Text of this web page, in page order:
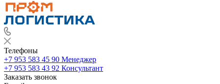
Телефоны
+7 953 583 45 90 Менеджер
+7 953 583 43 92 Консультант
Заказать звонок